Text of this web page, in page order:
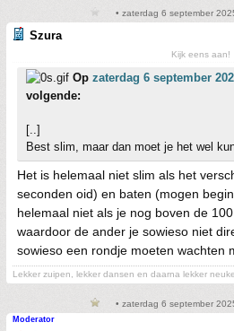
• zaterdag 6 september
Szura
Kijk eens aan!
Op zaterdag 6 september
volgende:
[..]
Best slim, maar dan moet je het wel
Het is helemaal niet slim als het
seconden oid) en baten (mogen
helemaal niet als je nog boven de
waardoor de ander je sowieso niet
sowieso een rondje moeten wachten
Lekker zuipen, lekker dansen en daarna lekker
• zaterdag 6 september
Moderator